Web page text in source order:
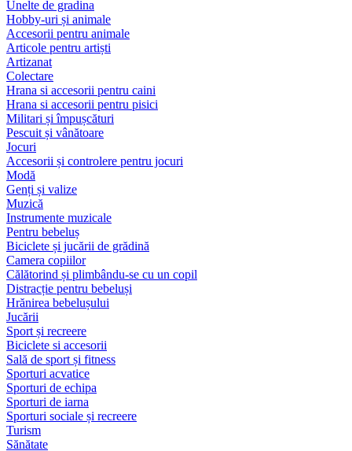
Unelte de gradina
Hobby-uri și animale
Accesorii pentru animale
Articole pentru artiști
Artizanat
Colectare
Hrana si accesorii pentru caini
Hrana si accesorii pentru pisici
Militari și împușcături
Pescuit și vânătoare
Jocuri
Accesorii și controlere pentru jocuri
Modă
Genți și valize
Muzică
Instrumente muzicale
Pentru bebeluș
Biciclete și jucării de grădină
Camera copiilor
Călătorind și plimbându-se cu un copil
Distracție pentru bebeluși
Hrănirea bebelușului
Jucării
Sport și recreere
Biciclete si accesorii
Sală de sport și fitness
Sporturi acvatice
Sporturi de echipa
Sporturi de iarna
Sporturi sociale și recreere
Turism
Sănătate